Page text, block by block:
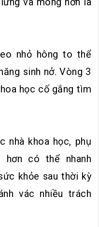
nhỏ hông to thể
sinh nở. Vòng 3
học cố gắng tìm
nhà khoa học, phụ
có thể nhanh
khỏe sau thời kỳ
vác nhiều trách